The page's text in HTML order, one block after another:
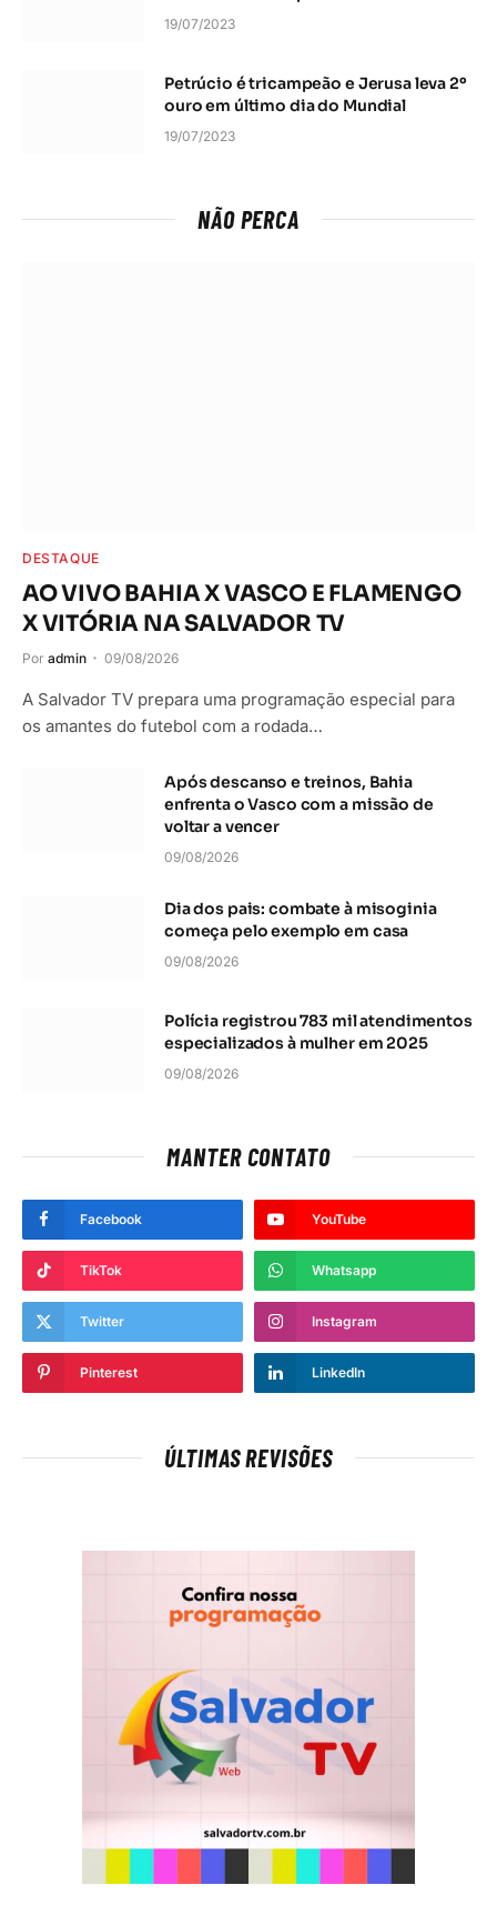
19/07/2023
Petrúcio é tricampeão e Jerusa leva 2º
ouro em último dia do Mundial
19/07/2023
NÃO PERCA
DESTAQUE
AO VIVO BAHIA X VASCO E FLAMENGO
X VITÓRIA NA SALVADOR TV
Por admin 09/08/2026
A Salvador TV prepara uma programação especial para
os amantes do futebol com a rodada…
Após descanso e treinos, Bahia
enfrenta o Vasco com a missão de
voltar a vencer
09/08/2026
Dia dos pais: combate à misoginia
começa pelo exemplo em casa
09/08/2026
Polícia registrou 783 mil atendimentos
especializados à mulher em 2025
09/08/2026
MANTER CONTATO
Facebook YouTube
TikTok Whatsapp
Twitter Instagram
Pinterest LinkedIn
ÚLTIMAS REVISÕES